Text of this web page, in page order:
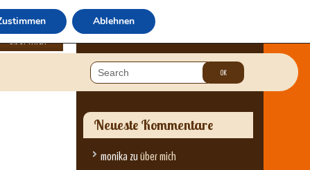
über mich
Neueste Kommentare
monika zuüber mich
Ablehnen